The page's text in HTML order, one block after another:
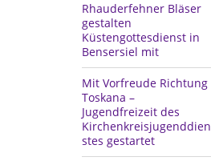
Rhauderfehner Bläser
gestalten
Küstengottesdienst in
Bensersiel mit
Mit Vorfreude Richtung
Toskana –
Jugendfreizeit des
Kirchenkreisjugenddien
stes gestartet